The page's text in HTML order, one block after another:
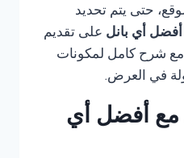
حتى يتم تحديد
أفضل أي بانل على تقديم
شرح كامل لمكونات
في العرض.
مع أفضل أي